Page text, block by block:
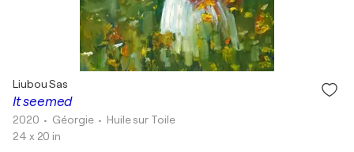
It seemed
Liubou Sas
2020 • Géorgie • Huile sur Toile
24 x 20 in